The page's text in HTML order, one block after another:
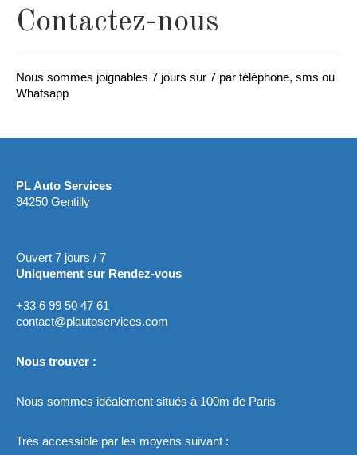
Contactez-nous
Nous sommes joignables 7 jours sur 7 par téléphone, sms ou
Whatsapp
PL Auto Services
94250 Gentilly
Ouvert 7 jours / 7
Uniquement sur Rendez-vous
+33 6 99 50 47 61
contact@plautoservices.com
Nous trouver :
Nous sommes idéalement situés à 100m de Paris
Très accessible par les moyens suivant :